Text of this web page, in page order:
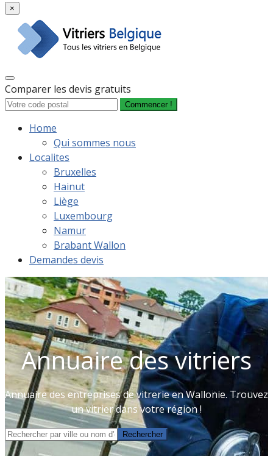
×
Comparer les devis gratuits
Commencer !
Home
Qui sommes nous
Localites
Bruxelles
Hainut
Liège
Luxembourg
Namur
Brabant Wallon
Demandes devis
Annuaire des vitriers
Annuaire des entreprises de vitrerie en Wallonie. Trouvez
un vitrier dans votre région !
Zoeken
Rechercher